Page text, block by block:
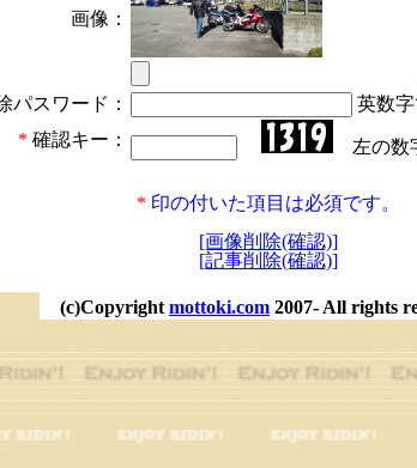
画像：
パスワード：
英数
* 確認キー： 左の数
* 印の付いた項目は必須です。
[画像削除(確認)]
[記事削除(確認)]
(c)Copyright mottoki.com 2007- All rights